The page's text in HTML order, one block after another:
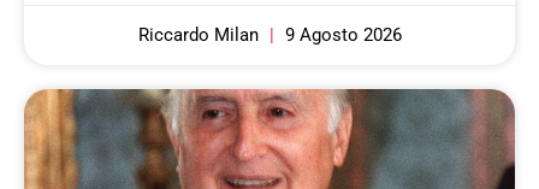
Riccardo Milan 9 Agosto 2026